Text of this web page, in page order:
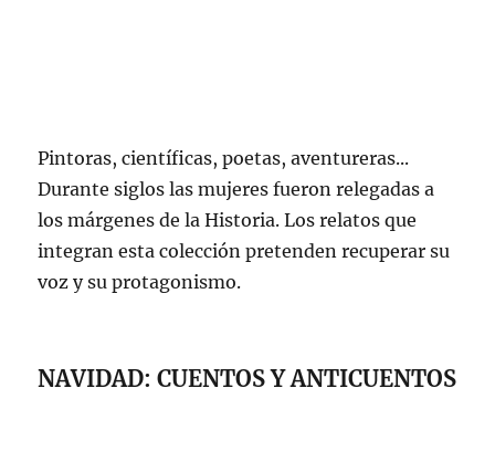
Pintoras, científicas, poetas, aventureras...
Durante siglos las mujeres fueron relegadas a
los márgenes de la Historia. Los relatos que
integran esta colección pretenden recuperar su
voz y su protagonismo.
NAVIDAD: CUENTOS Y ANTICUENTOS